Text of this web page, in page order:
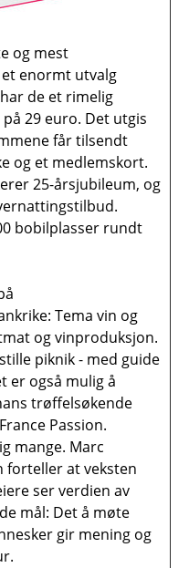
og mest
enormt utvalg
de et rimelig
29 euro. Det utgis
får tilsendt
og et medlemskort.
25-årsjubileum, og
bobilplasser rundt
Tema vin og
og vinproduksjon.
piknik - med guide
er også mulig å
trøffelsøkende
Passion.
mange. Marc
forteller at veksten
ser verdien av
mål: Det å møte
gir mening og